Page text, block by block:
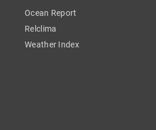
Ocean Report
Relclima
Weather Index